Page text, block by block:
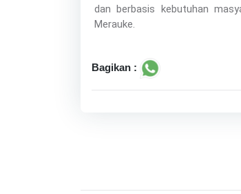
dan berbasis kebutuhan
Merauke.
Bagikan :